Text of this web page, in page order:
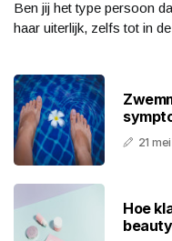
Ben jij het type persoon
haar uiterlijk, zelfs tot in
21
Hoe